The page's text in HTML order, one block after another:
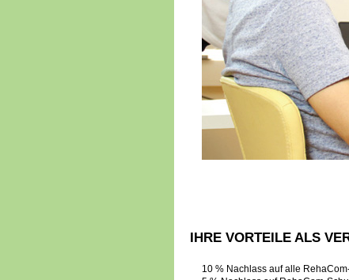
IHRE VORTEILE ALS
10 % Nachlass auf alle